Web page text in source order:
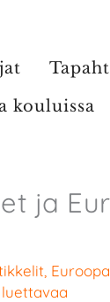
kouluissa
ja